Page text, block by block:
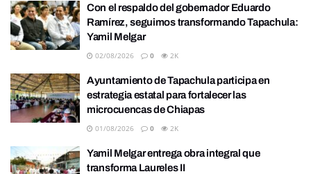
Con el respaldo del gobernador Eduardo
Ramírez, seguimos transformando Tapachula:
Yamil Melgar
02/08/2026 0 2K
Ayuntamiento de Tapachula participa en
estrategia estatal para fortalecer las
microcuencas de Chiapas
01/08/2026 0 2K
Yamil Melgar entrega obra integral que
transforma Laureles II